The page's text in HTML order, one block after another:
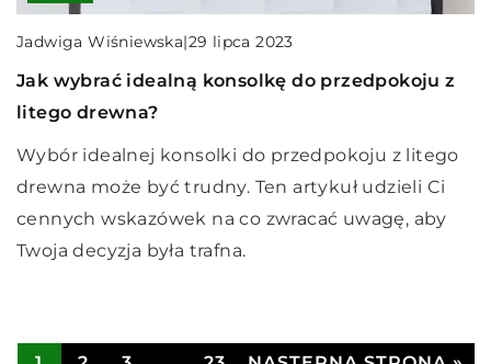
Redaktor Blue Whale Press|13 października 2024
Bezpieczeństwo i styl w domu dzięki
certyfikowanym dywanom antypoślizgowym
Odkryj różne rodzaje certyfikowanych
antypoślizgowych dywanów, które łączą
bezpieczeństwo z atrakcyjnym wyglądem w
twoim domu.
Redaktor Blue Whale Press|16 marca 2026
Zrównoważone rozwiązania dla nowoczesnych
tarasów: trwałość i ekologia w jednym
Odkryj, jak połączyć nowoczesny design i
ekologię w projektowaniu tarasów, koncentrując
się na trwałości i przyjaznych dla środowiska
materiałach.
Jadwiga Wiśniewska|29 lipca 2023
Jak wybrać idealną konsolkę do przedpokoju z
litego drewna?
Wybór idealnej konsolki do przedpokoju z litego
drewna może być trudny. Ten artykuł udzieli Ci
cennych wskazówek na co zwracać uwagę, aby
Twoja decyzja była trafna.